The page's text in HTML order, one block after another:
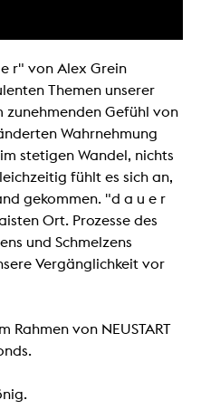
r" von Alex Grein
Themen unserer
zunehmenden Gefühl von
Wahrnehmung
stetigen Wandel, nichts
fühlt es sich an,
gekommen. "d a u e r
Ort. Prozesse des
und Schmelzens
Vergänglichkeit vor
von NEUSTART